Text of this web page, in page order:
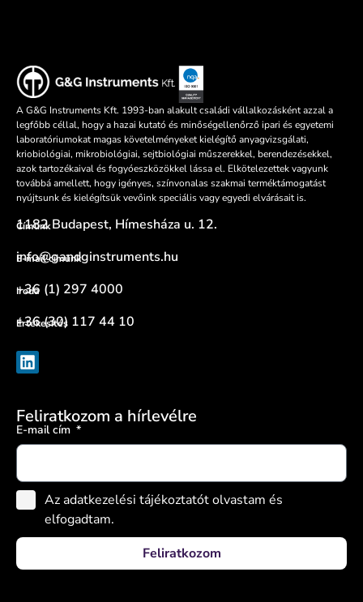
A G&G Instruments Kft. 1993-ban alakult családi vállalkozásként azzal a
legfőbb céllal, hogy a hazai kutató és minőségellenőrző ipari és egyetemi
laboratóriumokat magas követelményeket kielégítő anyagvizsgálati,
kriobiológiai, mikrobiológiai, sejtbiológiai műszerekkel, berendezésekkel,
azok tartozékaival és fogyóeszközökkel lássa el. Elkötelezettek vagyunk
továbbá amellett, hogy igényes, színvonalas szakmai terméktámogatást
nyújtsunk és kielégítsük vevőink speciális vagy egyedi elvárásait is.
Címünk
1182 Budapest, Hímesháza u. 12.
E-mail címünk
info@gandginstruments.hu
Iroda
+36 (1) 297 4000
Értékesítés
+36 (30) 117 44 10
Feliratkozom a hírlevélre
E-mail cím
Az adatkezelési tájékoztatót olvastam és
elfogadtam.
Feliratkozom